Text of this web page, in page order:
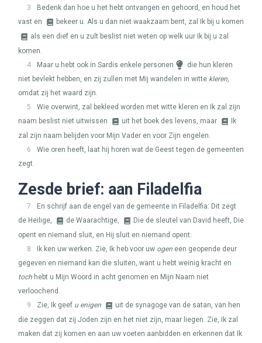
3
Bedenk dan hoe u het hebt ontvangen en gehoord, en houd het
vast en
bekeer u. Als u dan niet waakzaam bent, zal Ik bij u komen
als een dief en u zult beslist niet weten op welk uur Ik bij u zal
komen.
4
Maar u hebt ook in Sardis enkele personen
die hun kleren
niet bevlekt hebben, en zij zullen met Mij wandelen in witte kleren,
omdat zij het waard zijn.
5
Wie overwint, zal bekleed worden met witte kleren en Ik zal zijn
naam beslist niet uitwissen
uit het boek des levens, maar
Ik
zal zijn naam belijden voor Mijn Vader en voor Zijn engelen.
6
Wie oren heeft, laat hij horen wat de Geest tegen de gemeenten
zegt.
Zesde brief: aan Filadelfia
7
En schrijf aan de engel van de gemeente in Filadelfia: Dit zegt
de Heilige,
de Waarachtige,
Die de sleutel van David heeft, Die
opent en niemand sluit, en Hij sluit en niemand opent:
8
Ik ken uw werken. Zie, Ik heb voor uw ogen een geopende deur
gegeven en niemand kan die sluiten, want u hebt weinig kracht en
toch hebt u Mijn Woord in acht genomen en Mijn Naam niet
verloochend.
9
Zie, Ik geef u enigen
uit de synagoge van de satan, van hen
die zeggen dat zij Joden zijn en het niet zijn, maar liegen. Zie, Ik zal
maken dat zij komen en aan uw voeten aanbidden en erkennen dat Ik